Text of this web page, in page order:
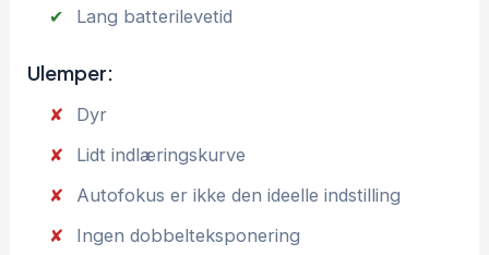
Lang batterilevetid
Ulemper:
Dyr
Lidt indlæringskurve
Autofokus er ikke den ideelle indstilling
Ingen dobbelteksponering